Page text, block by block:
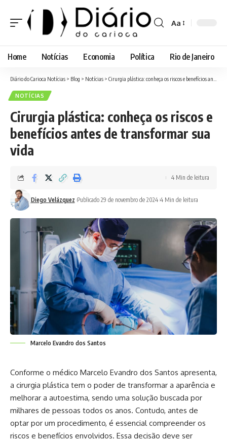
Font
Aa
Home Notícias Economia Política Rio de Janeiro
Diário do Carioca Notícias > Blog > Notícias > Cirurgia plástica: conheça os riscos e benefícios antes de transformar sua vida
NOTÍCIAS
Cirurgia plástica: conheça os riscos e
benefícios antes de transformar sua
vida
Diego Velázquez Publicado 29 de novembro de 2024 4 Min de leitura
4 Min de leitura
Marcelo Evandro dos Santos
Conforme o médico Marcelo Evandro dos Santos apresenta,
a cirurgia plástica tem o poder de transformar a aparência e
melhorar a autoestima, sendo uma solução buscada por
milhares de pessoas todos os anos. Contudo, antes de
optar por um procedimento, é essencial compreender os
riscos e benefícios envolvidos. Essa decisão deve ser